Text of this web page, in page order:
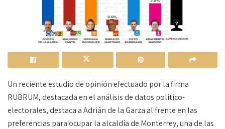
Un reciente estudio de opinión efectuado por la firma
RUBRUM, destacada en el análisis de datos político-
electorales, destaca a Adrián de la Garza al frente en las
preferencias para ocupar la alcaldía de Monterrey, una de las